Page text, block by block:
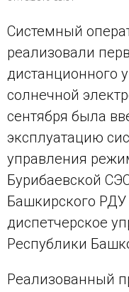
Системный
реализовали
дистанционного
солнечной
сентября была
эксплуатацию
управления
Бурибаевской
Башкирского
диспетчерское
Республики
Реализованный